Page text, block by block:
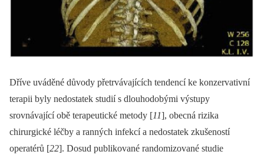
Dříve uváděné důvody přetrvávajících tendencí ke konzervativní
terapii byly nedostatek studií s dlouhodobými výstupy
srovnávající obě terapeutické metody [11], obecná rizika
chirurgické léčby a ranných infekcí a nedostatek zkušeností
operatérů [22]. Dosud publikované randomizované studie